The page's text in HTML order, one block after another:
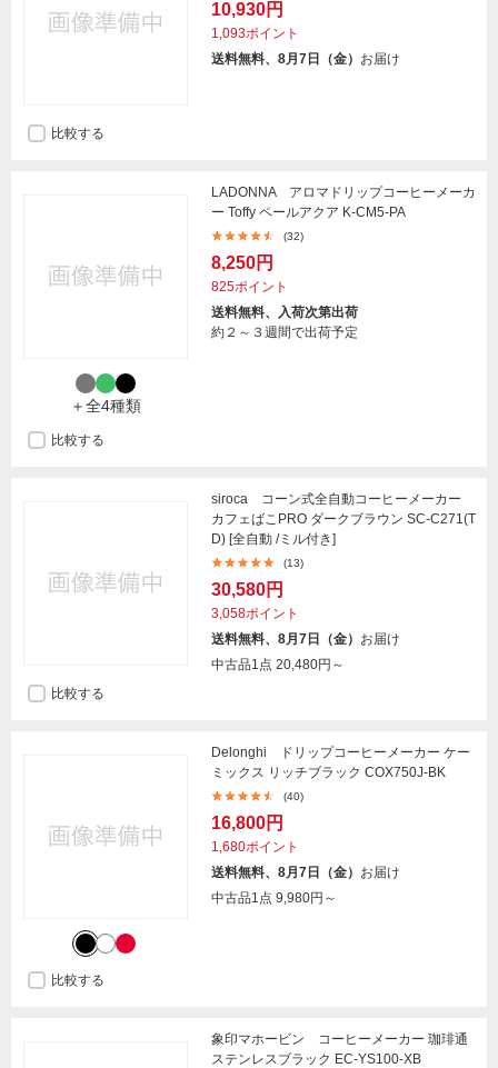
10,930円
1,093ポイント
送料無料、8月7日（金） お届け
比較する
＋全4種類
LADONNA アロマドリップコーヒーメーカ
ー Toffy ペールアクア K-CM5-PA
(32)
8,250円
825ポイント
送料無料、入荷次第出荷
約２～３週間で出荷予定
比較する
siroca コーン式全自動コーヒーメーカー
カフェばこPRO ダークブラウン SC-C271(T
D) [全自動 /ミル付き]
(13)
30,580円
3,058ポイント
送料無料、8月7日（金） お届け
中古品1点 20,480円～
比較する
Delonghi ドリップコーヒーメーカー ケー
ミックス リッチブラック COX750J-BK
(40)
16,800円
1,680ポイント
送料無料、8月7日（金） お届け
中古品1点 9,980円～
比較する
象印マホービン コーヒーメーカー 珈琲通
ステンレスブラック EC-YS100-XB